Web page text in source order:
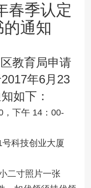
春季认定
通知
教育局申请
年6月23
如下：
，下午 14：00-
科技创业大厦
二寸照片一张